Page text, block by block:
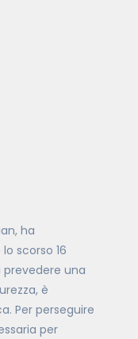
ha
scorso 16
prevedere una
è
Per perseguire
per